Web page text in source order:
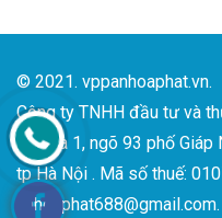
© 2021. vppanhoaphat.vn.
Công ty TNHH đầu tư và
Số nhà 1, ngõ 93 phố Giáp
tp Hà Nội . Mã số thuế:
anhoaphat688@gmail.com.